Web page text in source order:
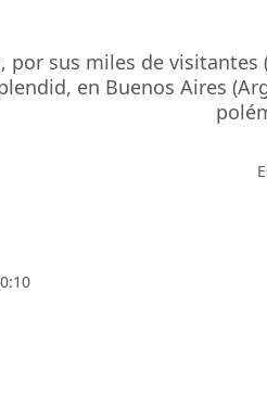
sus miles de visitantes
en Buenos Aires